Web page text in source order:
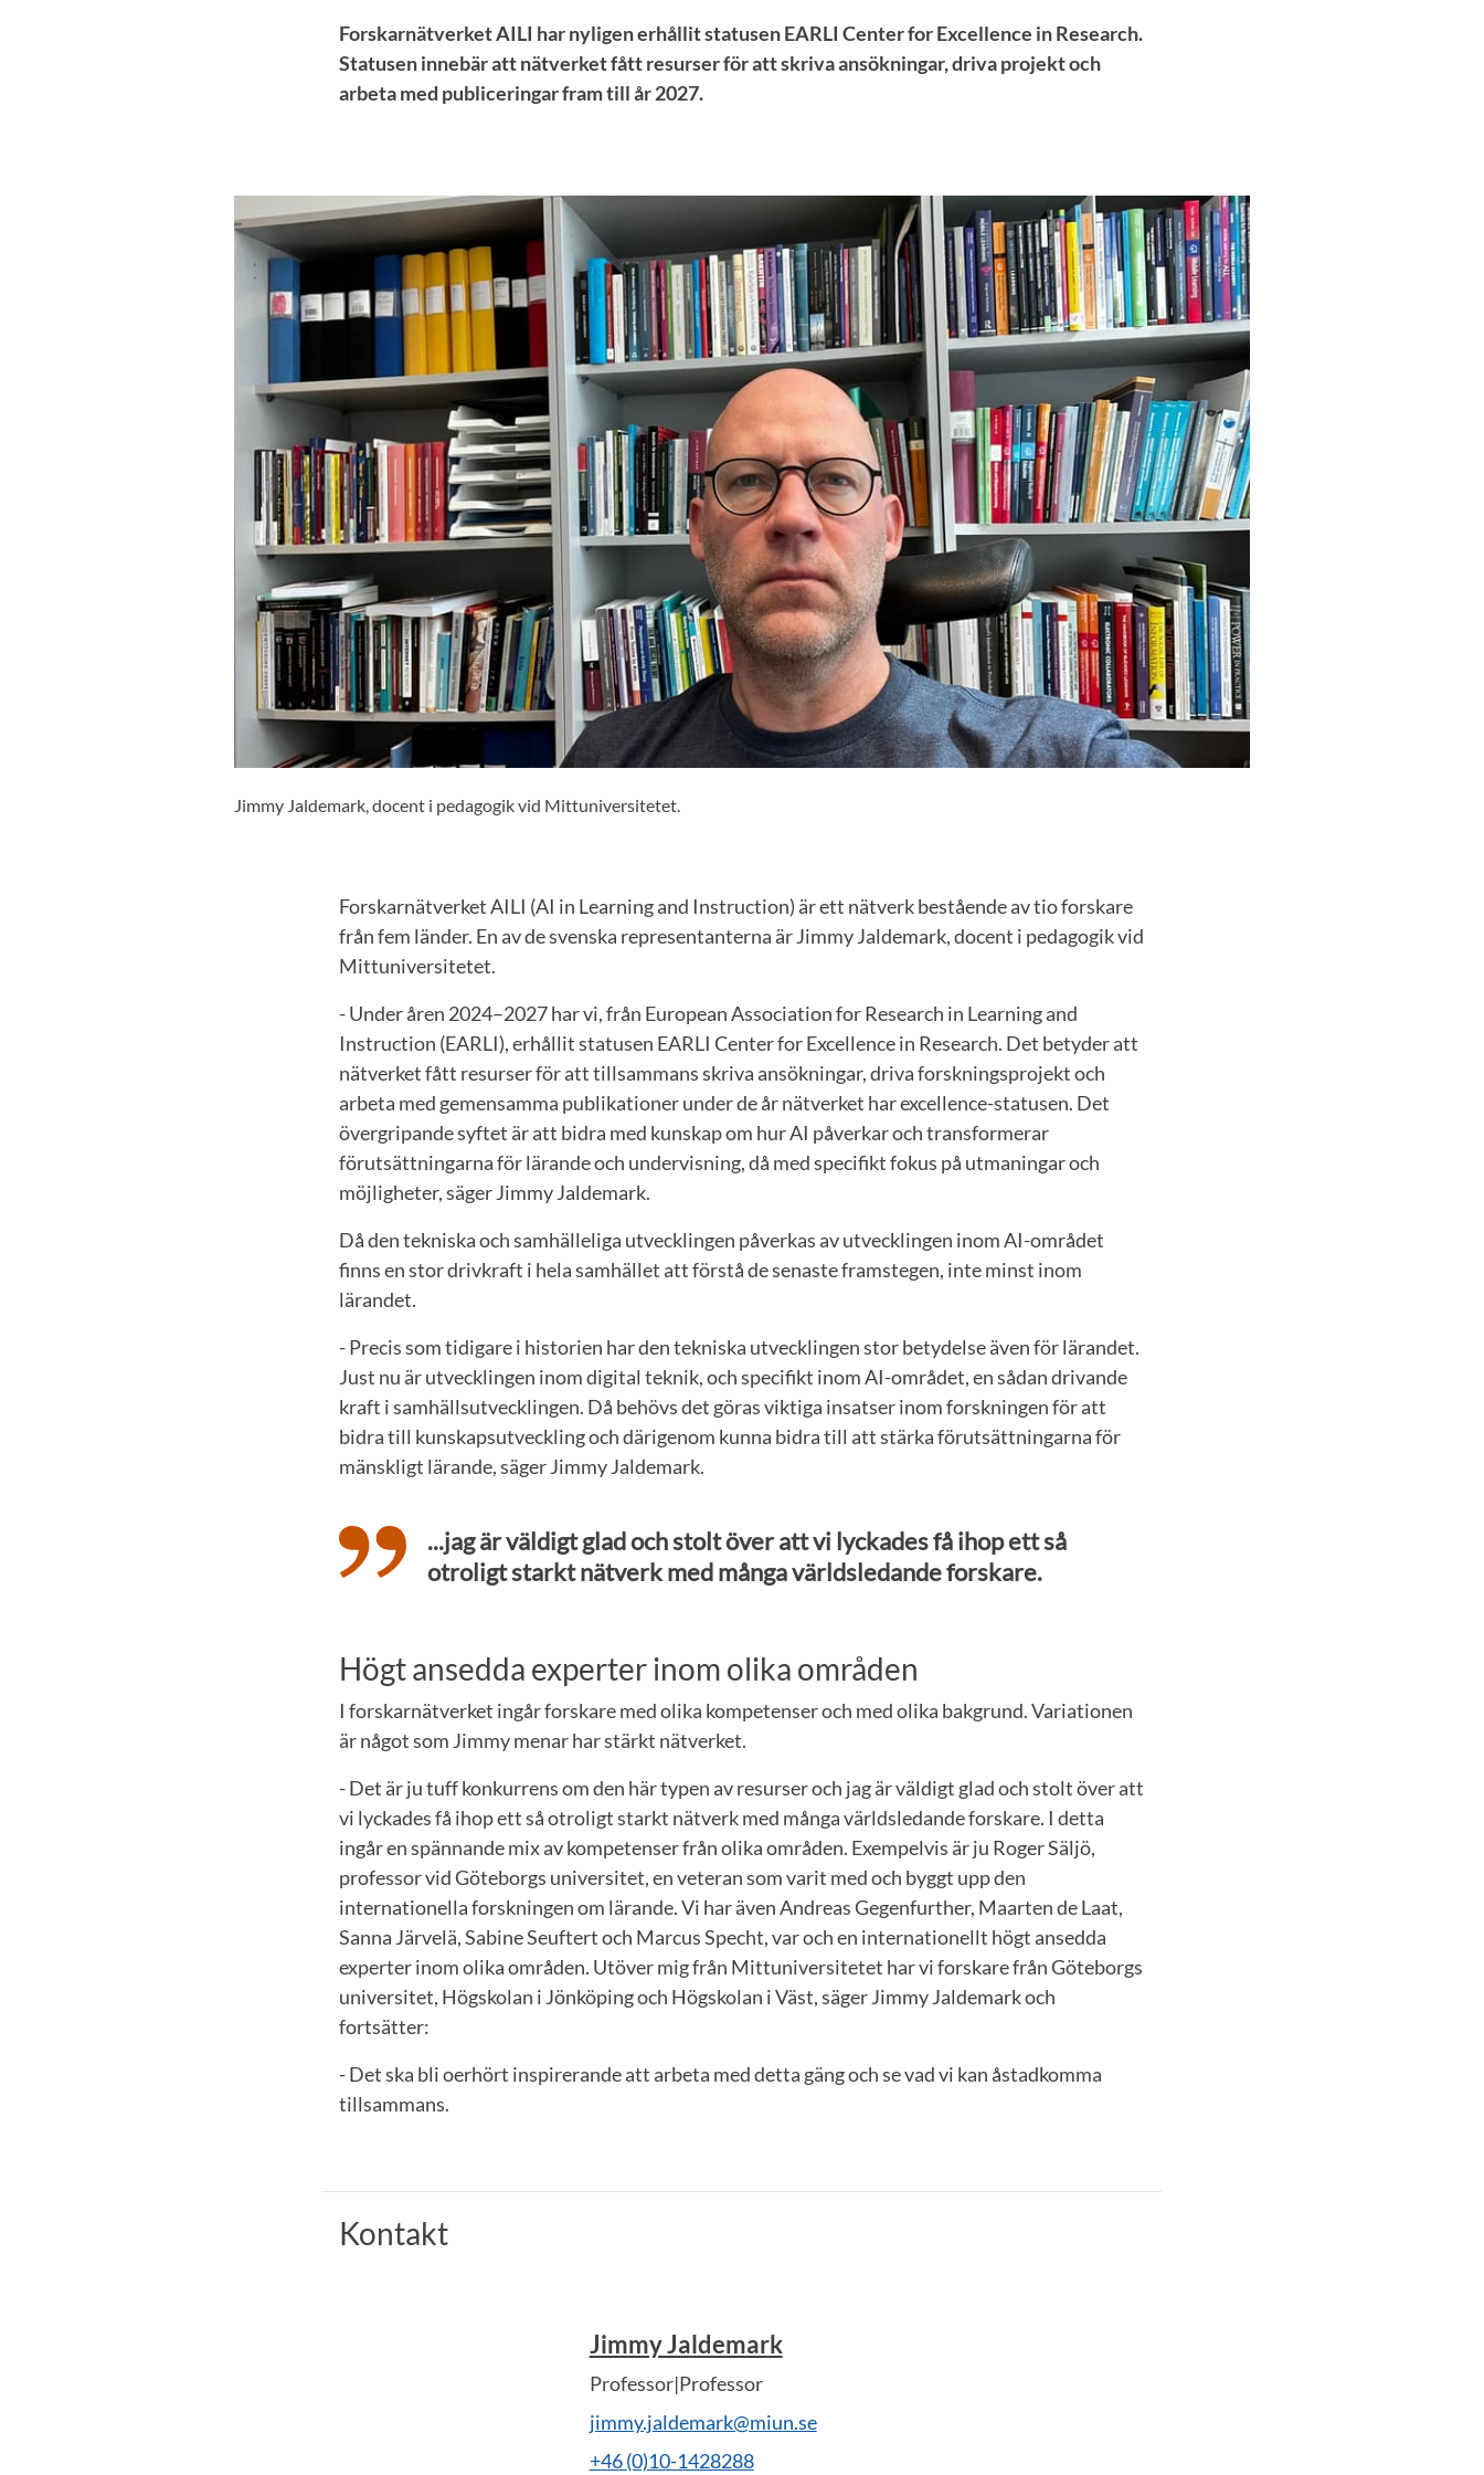
Forskarnätverket AILI har nyligen erhållit statusen EARLI Center for Excellence in Research.
Statusen innebär att nätverket fått resurser för att skriva ansökningar, driva projekt och
arbeta med publiceringar fram till år 2027.
Jimmy Jaldemark, docent i pedagogik vid Mittuniversitetet.
Forskarnätverket AILI (AI in Learning and Instruction) är ett nätverk bestående av tio forskare
från fem länder. En av de svenska representanterna är Jimmy Jaldemark, docent i pedagogik vid
Mittuniversitetet.
- Under åren 2024–2027 har vi, från European Association for Research in Learning and
Instruction (EARLI), erhållit statusen EARLI Center for Excellence in Research. Det betyder att
nätverket fått resurser för att tillsammans skriva ansökningar, driva forskningsprojekt och
arbeta med gemensamma publikationer under de år nätverket har excellence-statusen. Det
övergripande syftet är att bidra med kunskap om hur AI påverkar och transformerar
förutsättningarna för lärande och undervisning, då med specifikt fokus på utmaningar och
möjligheter, säger Jimmy Jaldemark.
Då den tekniska och samhälleliga utvecklingen påverkas av utvecklingen inom AI-området
finns en stor drivkraft i hela samhället att förstå de senaste framstegen, inte minst inom
lärandet.
- Precis som tidigare i historien har den tekniska utvecklingen stor betydelse även för lärandet.
Just nu är utvecklingen inom digital teknik, och specifikt inom AI-området, en sådan drivande
kraft i samhällsutvecklingen. Då behövs det göras viktiga insatser inom forskningen för att
bidra till kunskapsutveckling och därigenom kunna bidra till att stärka förutsättningarna för
mänskligt lärande, säger Jimmy Jaldemark.
...jag är väldigt glad och stolt över att vi lyckades få ihop ett så
otroligt starkt nätverk med många världsledande forskare.
Högt ansedda experter inom olika områden
I forskarnätverket ingår forskare med olika kompetenser och med olika bakgrund. Variationen
är något som Jimmy menar har stärkt nätverket.
- Det är ju tuff konkurrens om den här typen av resurser och jag är väldigt glad och stolt över att
vi lyckades få ihop ett så otroligt starkt nätverk med många världsledande forskare. I detta
ingår en spännande mix av kompetenser från olika områden. Exempelvis är ju Roger Säljö,
professor vid Göteborgs universitet, en veteran som varit med och byggt upp den
internationella forskningen om lärande. Vi har även Andreas Gegenfurther, Maarten de Laat,
Sanna Järvelä, Sabine Seuftert och Marcus Specht, var och en internationellt högt ansedda
experter inom olika områden. Utöver mig från Mittuniversitetet har vi forskare från Göteborgs
universitet, Högskolan i Jönköping och Högskolan i Väst, säger Jimmy Jaldemark och
fortsätter:
- Det ska bli oerhört inspirerande att arbeta med detta gäng och se vad vi kan åstadkomma
tillsammans.
Kontakt
Jimmy Jaldemark
Professor|Professor
jimmy.jaldemark@miun.se
+46 (0)10-1428288